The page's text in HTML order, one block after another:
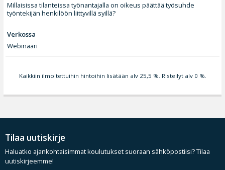
Millaisissa tilanteissa työnantajalla on oikeus päättää työsuhde
työntekijän henkilöön liittyvillä syillä?
Verkossa
Webinaari
Kaikkiin ilmoitettuihin hintoihin lisätään alv 25,5 %. Risteilyt alv 0 %.
Tilaa uutiskirje
Haluatko ajankohtaisimmat koulutukset suoraan sähköpostiisi? Tilaa
uutiskirjeemme!